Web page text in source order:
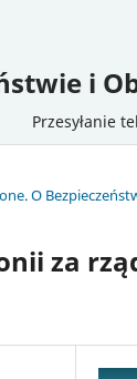
i
Przesyłanie
O
za